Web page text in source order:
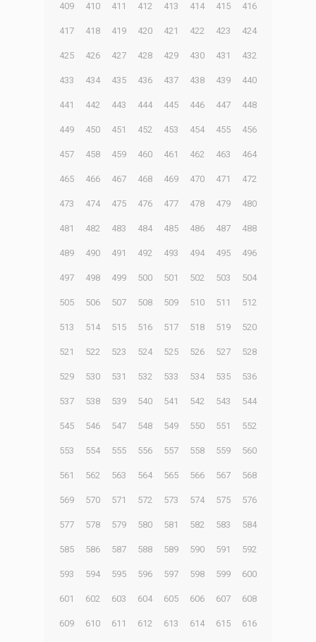
409 410 411 412 413 414 415 416
417 418 419 420 421 422 423 424
425 426 427 428 429 430 431 432
433 434 435 436 437 438 439 440
441 442 443 444 445 446 447 448
449 450 451 452 453 454 455 456
457 458 459 460 461 462 463 464
465 466 467 468 469 470 471 472
473 474 475 476 477 478 479 480
481 482 483 484 485 486 487 488
489 490 491 492 493 494 495 496
497 498 499 500 501 502 503 504
505 506 507 508 509 510 511 512
513 514 515 516 517 518 519 520
521 522 523 524 525 526 527 528
529 530 531 532 533 534 535 536
537 538 539 540 541 542 543 544
545 546 547 548 549 550 551 552
553 554 555 556 557 558 559 560
561 562 563 564 565 566 567 568
569 570 571 572 573 574 575 576
577 578 579 580 581 582 583 584
585 586 587 588 589 590 591 592
593 594 595 596 597 598 599 600
601 602 603 604 605 606 607 608
609 610 611 612 613 614 615 616